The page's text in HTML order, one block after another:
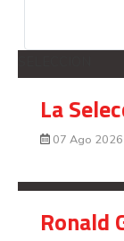
La
07 Ago 2026
Ronald